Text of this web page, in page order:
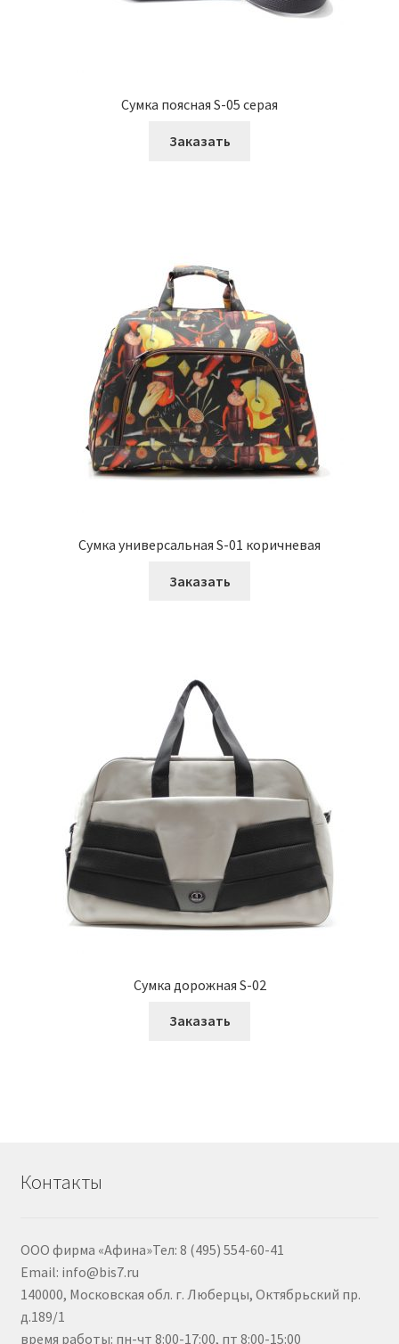
Сумка поясная S-05 серая
Заказать
Сумка универсальная S-01 коричневая
Заказать
Сумка дорожная S-02
Заказать
Контакты
ООО фирма «Афина»Тел: 8 (495) 554-60-41
Email: info@bis7.ru
140000, Московская обл. г. Люберцы, Октябрьский пр.
д.189/1
время работы: пн-чт 8:00-17:00, пт 8:00-15:00